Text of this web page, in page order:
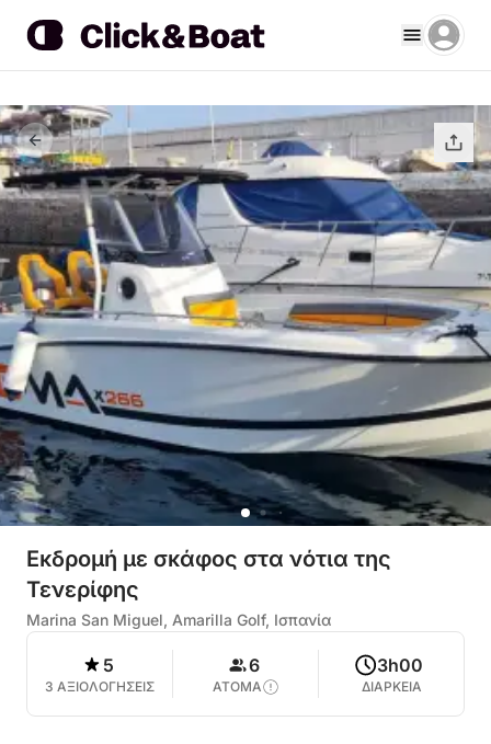
Εκδρομή με σκάφος στα νότια της
Τενερίφης
Marina San Miguel, Amarilla Golf, Ισπανία
5
3 ΑΞΙΟΛΟΓΗΣΕΙΣ
6
ΑΤΟΜΑ
3h00
ΔΙΑΡΚΕΙΑ